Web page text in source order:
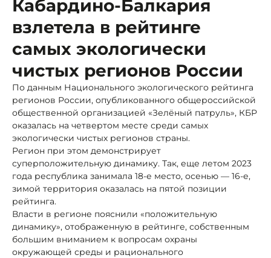
Кабардино-Балкария
взлетела в рейтинге
самых экологически
чистых регионов России
По данным Национального экологического рейтинга
регионов России, опубликованного общероссийской
общественной организацией «Зелёный патруль», КБР
оказалась на четвертом месте среди самых
экологически чистых регионов страны.
Регион при этом демонстрирует
суперположительную динамику. Так, еще летом 2023
года республика занимала 18-е место, осенью — 16-е,
зимой территория оказалась на пятой позиции
рейтинга.
Власти в регионе пояснили «положительную
динамику», отображенную в рейтинге, собственным
большим вниманием к вопросам охраны
окружающей среды и рационального